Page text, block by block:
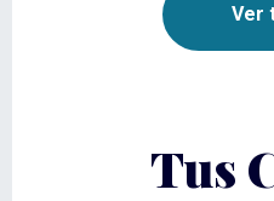
Ver
Tus